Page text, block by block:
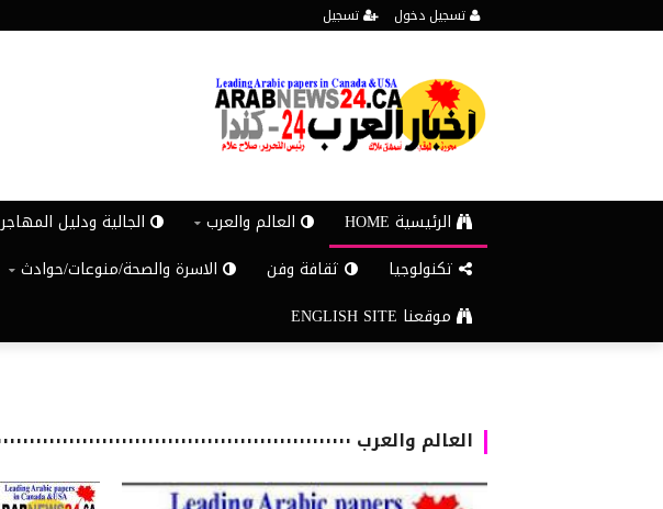
تسجيل دخول تسجيل
الرئيسية HOME العالم والعرب الجالية ودليل المهاجر
تكنولوجيا
ثقافة وفن الاسرة والصحة/منوعات/حوادث
موقعنا ENGLISH SITE
العالم والعرب ٠٠٠٠٠٠٠٠٠٠٠٠٠٠٠٠٠٠٠٠٠٠٠٠٠٠٠٠٠٠٠٠٠٠٠٠٠٠٠٠٠٠٠٠٠٠٠٠٠٠٠٠٠٠٠٠٠٠٠٠٠٠٠٠٠٠٠٠٠٠٠